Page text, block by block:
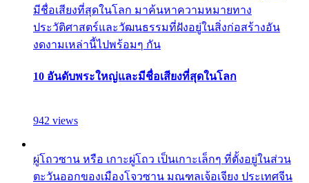
มีชื่อเสียงที่สุดในโลก มาค้นหาความหมายทาง
ประวัติศาสตร์และวัฒนธรรมที่ฝังอยู่ในสิ่งก่อสร้างอัน
งดงามเหล่านี้ไปพร้อมๆ กัน
10 อันดับพระใหญ่และมีชื่อเสียงที่สุดในโลก
942 views
ผู่โถวซาน หรือ เกาะผู่โถว เป็นเกาะเล็กๆ ที่ตั้งอยู่ในส่วน
ตะวันออกของเมืองโจวซาน มณฑลเจ้อเจียง ประเทศจีน